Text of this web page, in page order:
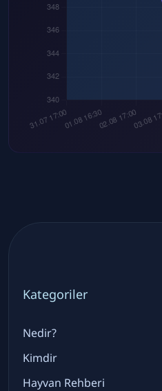
Kategoriler
Nedir?
Kimdir
Hayvan Rehberi